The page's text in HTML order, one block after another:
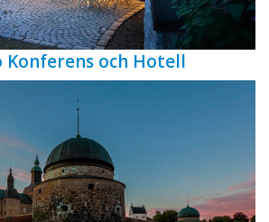
Konferens och Hotell